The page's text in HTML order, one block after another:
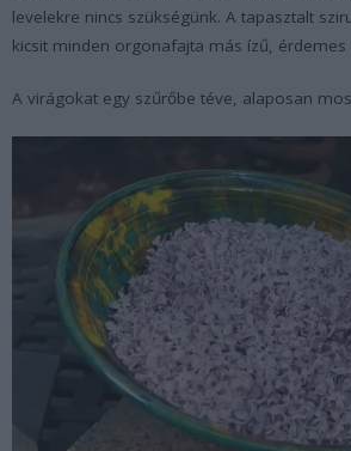
levelekre nincs szükségünk. A tapasztalt
kicsit minden orgonafajta más ízű, érdemes
A virágokat egy szűrőbe téve, alaposan